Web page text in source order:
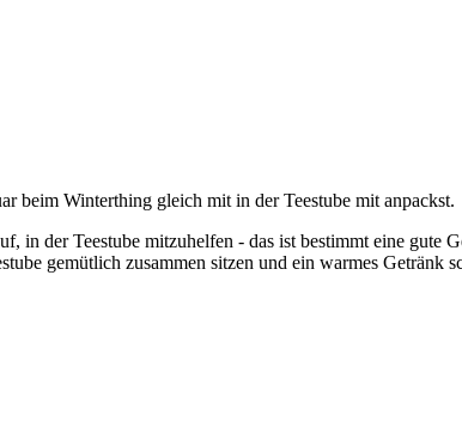
beim Winterthing gleich mit in der Teestube mit anpackst.
in der Teestube mitzuhelfen - das ist bestimmt eine gute
gemütlich zusammen sitzen und ein warmes